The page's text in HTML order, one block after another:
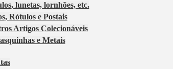
lunetas, lornhões, etc.
Rótulos e Postais
Artigos Colecionáveis
e Metais